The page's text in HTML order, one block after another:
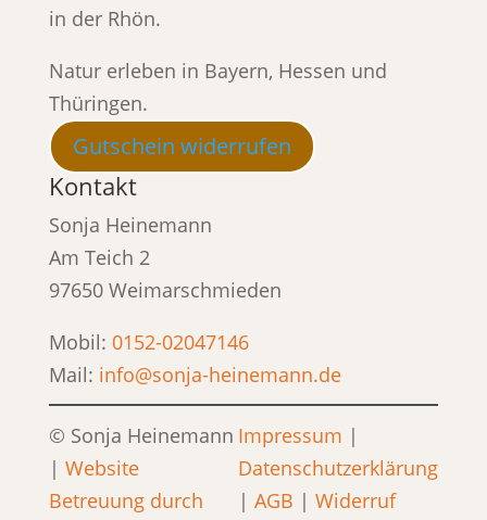
in der Rhön.
Natur erleben in Bayern, Hessen und
Thüringen.
Gutschein widerrufen
Kontakt
Sonja Heinemann
Am Teich 2
97650 Weimarschmieden
Mobil: 0152-02047146
Mail: info@sonja-heinemann.de
© Sonja Heinemann
| Website
Betreuung durch
Impressum |
Datenschutzerklärung
|AGB |Widerruf